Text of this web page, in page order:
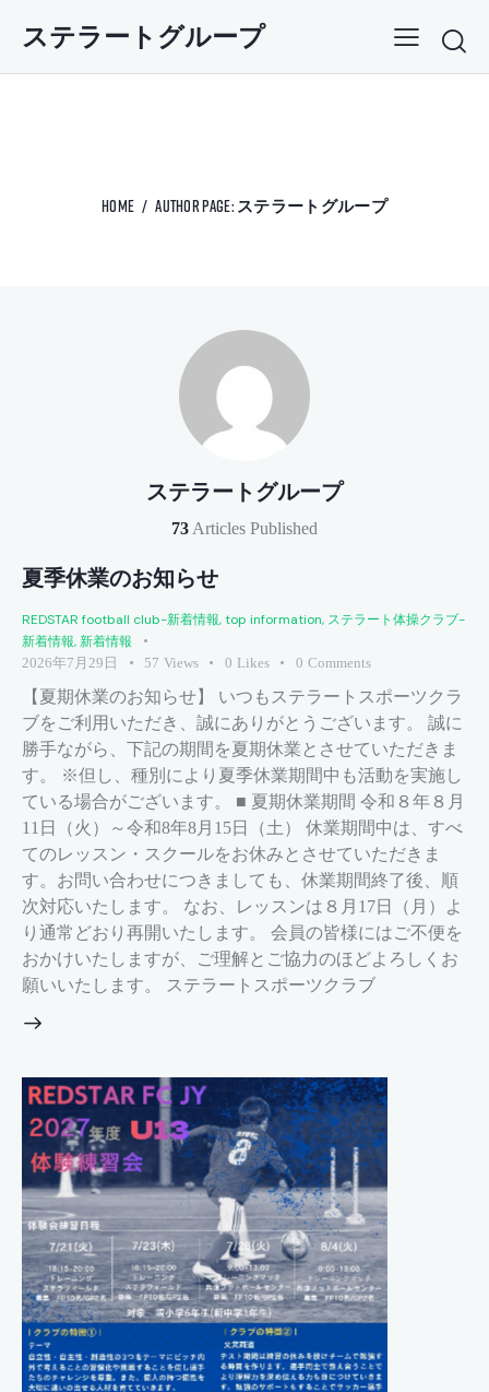
ステラートグループ
HOME AUTHOR PAGE: ステラートグループ
ステラートグループ
73 Articles Published
夏季休業のお知らせ
REDSTAR football club-新着情報,top information, ステラート体操クラブ-
新着情報,新着情報
2026年7月29日 57 Views 0 Likes 0 Comments
【夏期休業のお知らせ】 いつもステラートスポーツクラ
ブをご利用いただき、誠にありがとうございます。 誠に
勝手ながら、下記の期間を夏期休業とさせていただきま
す。 ※但し、種別により夏季休業期間中も活動を実施し
ている場合がございます。 ■ 夏期休業期間 令和８年８月
11日（火）～令和8年8月15日（土） 休業期間中は、すべ
てのレッスン・スクールをお休みとさせていただきま
す。お問い合わせにつきましても、休業期間終了後、順
次対応いたします。 なお、レッスンは８月17日（月）よ
り通常どおり再開いたします。 会員の皆様にはご不便を
おかけいたしますが、ご理解とご協力のほどよろしくお
願いいたします。 ステラートスポーツクラブ